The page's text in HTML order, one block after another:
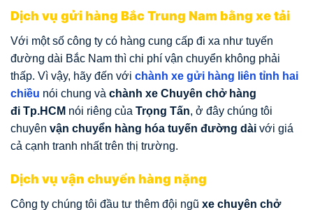
Dịch vụ gửi hàng Bắc Trung Nam bằng xe tải
Với một số công ty có hàng cung cấp đi xa như tuyến
đường dài Bắc Nam thì chi phí vận chuyển không phải
thấp. Vì vậy, hãy đến với chành xe gửi hàng liên tỉnh hai
chiều nói chung và chành xe Chuyên chở hàng
đi Tp.HCM nói riêng của Trọng Tấn, ở đây chúng tôi
chuyên vận chuyển hàng hóa tuyến đường dài với giá
cả cạnh tranh nhất trên thị trường.
Dịch vụ vận chuyển hàng nặng
Công ty chúng tôi đầu tư thêm đội ngũ xe chuyên chở